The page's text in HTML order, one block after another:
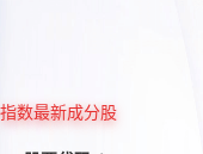
指数最新成分股